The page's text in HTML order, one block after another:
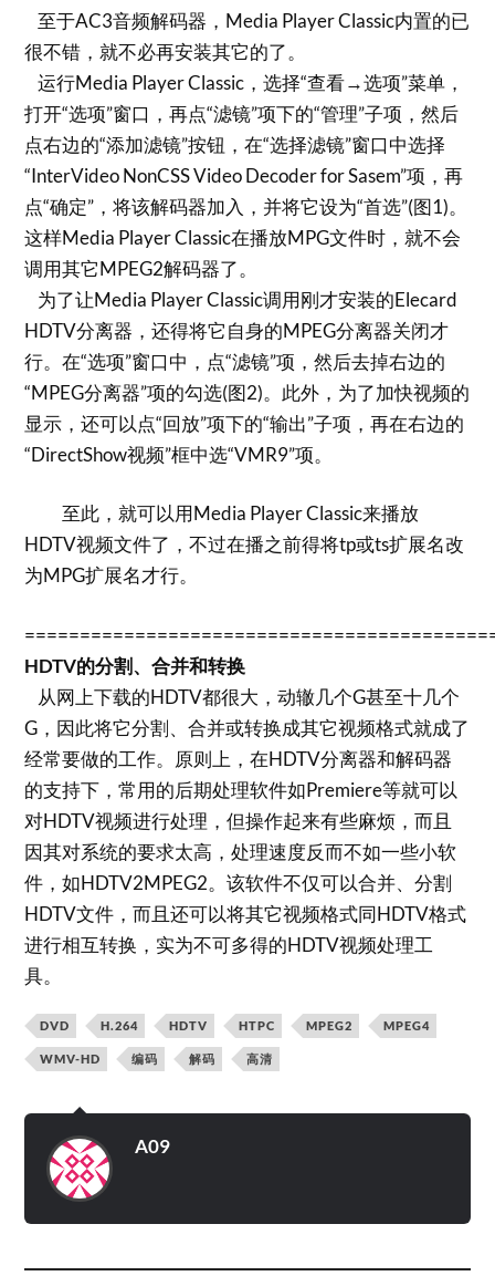
至于AC3音频解码器，Media Player Classic内置的已
很不错，就不必再安装其它的了。
运行Media Player Classic，选择“查看→选项”菜单，
打开“选项”窗口，再点“滤镜”项下的“管理”子项，然后
点右边的“添加滤镜”按钮，在“选择滤镜”窗口中选择
“InterVideo NonCSS Video Decoder for Sasem”项，再
点“确定”，将该解码器加入，并将它设为“首选”(图1)。
这样Media Player Classic在播放MPG文件时，就不会
调用其它MPEG2解码器了。
为了让Media Player Classic调用刚才安装的Elecard
HDTV分离器，还得将它自身的MPEG分离器关闭才
行。在“选项”窗口中，点“滤镜”项，然后去掉右边的
“MPEG分离器”项的勾选(图2)。此外，为了加快视频的
显示，还可以点“回放”项下的“输出”子项，再在右边的
“DirectShow视频”框中选“VMR9”项。
至此，就可以用Media Player Classic来播放
HDTV视频文件了，不过在播之前得将tp或ts扩展名改
为MPG扩展名才行。
HDTV的分割、合并和转换
从网上下载的HDTV都很大，动辙几个G甚至十几个
G，因此将它分割、合并或转换成其它视频格式就成了
经常要做的工作。原则上，在HDTV分离器和解码器
的支持下，常用的后期处理软件如Premiere等就可以
对HDTV视频进行处理，但操作起来有些麻烦，而且
因其对系统的要求太高，处理速度反而不如一些小软
件，如HDTV2MPEG2。该软件不仅可以合并、分割
HDTV文件，而且还可以将其它视频格式同HDTV格式
进行相互转换，实为不可多得的HDTV视频处理工
具。
DVD H.264 HDTV HTPC MPEG2 MPEG4
WMV-HD 编码 解码 高清
A09